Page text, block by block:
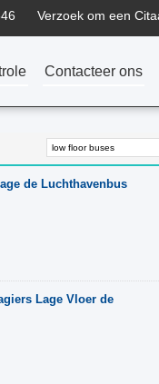
Verzoek om een
Contacteer ons
de Luchthavenbus
Lage Vloer de